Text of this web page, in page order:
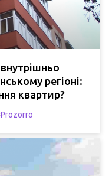
регіоні:
квартир?
Prozorro